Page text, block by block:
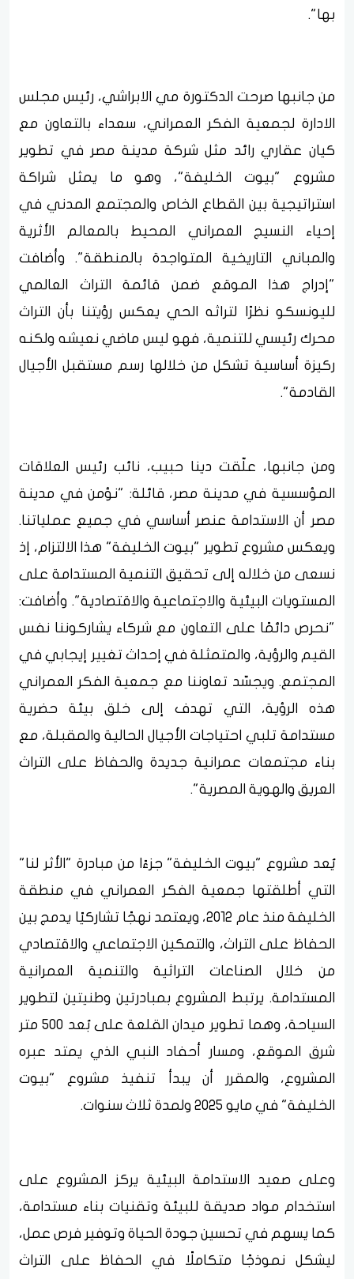
بها".
من جانبها صرحت الدكتورة مي الابراشي، رئيس مجلس
الادارة لجمعية الفكر العمراني، سعداء بالتعاون مع
كيان عقاري رائد مثل شركة مدينة مصر في تطوير
مشروع "بيوت الخليفة"، وهو ما يمثل شراكة
استراتيجية بين القطاع الخاص والمجتمع المدني في
إحياء النسيج العمراني المحيط بالمعالم الأثرية
والمباني التاريخية المتواجدة بالمنطقة". وأضافت
"إدراج هذا الموقع ضمن قائمة التراث العالمي
لليونسكو نظرًا لتراثه الحي يعكس رؤيتنا بأن التراث
محرك رئيسي للتنمية، فهو ليس ماضي نعيشه ولكنه
ركيزة أساسية تشكل من خلالها رسم مستقبل الأجيال
القادمة".
ومن جانبها، علّقت دينا حبيب، نائب رئيس العلاقات
المؤسسية في مدينة مصر، قائلة: "نؤمن في مدينة
مصر أن الاستدامة عنصر أساسي في جميع عملياتنا.
ويعكس مشروع تطوير "بيوت الخليفة" هذا الالتزام، إذ
نسعى من خلاله إلى تحقيق التنمية المستدامة على
المستويات البيئية والاجتماعية والاقتصادية". وأضافت:
"نحرص دائمًا على التعاون مع شركاء يشاركوننا نفس
القيم والرؤية، والمتمثلة في إحداث تغيير إيجابي في
المجتمع. ويجسّد تعاوننا مع جمعية الفكر العمراني
هذه الرؤية، التي تهدف إلى خلق بيئة حضرية
مستدامة تلبي احتياجات الأجيال الحالية والمقبلة، مع
بناء مجتمعات عمرانية جديدة والحفاظ على التراث
العريق والهوية المصرية".
يُعد مشروع "بيوت الخليفة" جزءًا من مبادرة "الأثر لنا"
التي أطلقتها جمعية الفكر العمراني في منطقة
الخليفة منذ عام 2012، ويعتمد نهجًا تشاركيًا يدمج بين
الحفاظ على التراث، والتمكين الاجتماعي والاقتصادي
من خلال الصناعات التراثية والتنمية العمرانية
المستدامة. يرتبط المشروع بمبادرتين وطنيتين لتطوير
السياحة، وهما تطوير ميدان القلعة على بُعد 500 متر
شرق الموقع، ومسار أحفاد النبي الذي يمتد عبره
المشروع، والمقرر أن يبدأ تنفيذ مشروع "بيوت
الخليفة" في مايو 2025 ولمدة ثلاث سنوات.
وعلى صعيد الاستدامة البيئية يركز المشروع على
استخدام مواد صديقة للبيئة وتقنيات بناء مستدامة،
كما يسهم في تحسين جودة الحياة وتوفير فرص عمل،
ليشكل نموذجًا متكاملًا في الحفاظ على التراث